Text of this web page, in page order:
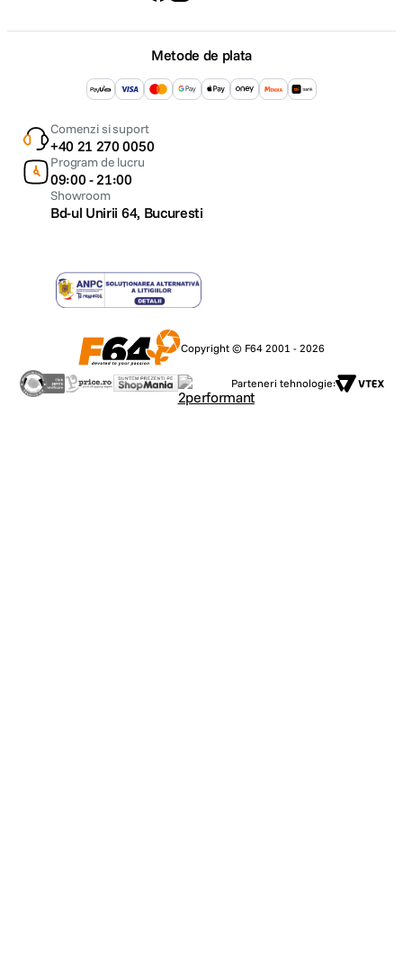
Metode de plata
Comenzi si suport
+40 21 270 0050
Program de lucru
09:00 - 21:00
Showroom
Bd-ul Unirii 64, Bucuresti
Copyright © F64 2001 - 2026
Parteneri tehnologie: